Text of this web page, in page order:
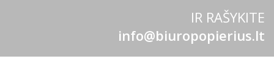
IR RAŠYKITE
info@biuropopierius.lt